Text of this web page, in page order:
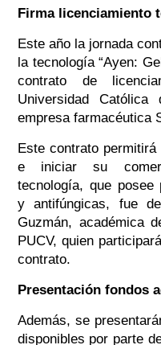
Firma licenciamiento
Este año la jornada
la tecnología “Ayen:
contrato de
Universidad
empresa farmacéutica
Este contrato
e iniciar su
tecnología, que posee
y antifúngicas, fue
Guzmán, académica
PUCV, quien
contrato.
Presentación fondos
Además, se
disponibles por parte